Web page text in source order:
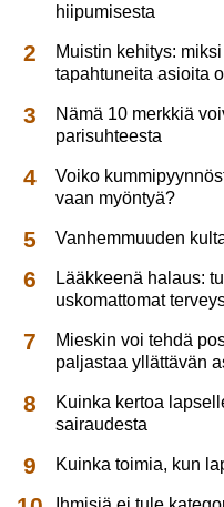
hiipumisesta
Muistin kehitys:
tapahtuneita asioita
Nämä 10 merkkiä
parisuhteesta
Voiko
vaan myöntyä?
Vanhemmuuden
Lääkkeenä halaus:
uskomattomat
Mieskin voi tehdä
paljastaa yllättävän
Kuinka kertoa
sairaudesta
Kuinka toimia, kun